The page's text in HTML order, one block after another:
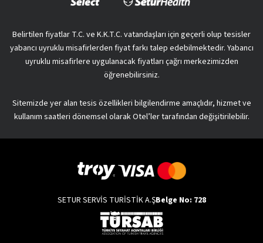
Belirtilen fiyatlar T.C. ve K.K.T.C. vatandaşları için geçerli olup tesisler
yabancı uyruklu misafirlerden fiyat farkı talep edebilmektedir. Yabancı
uyruklu misafirlere uygulanacak fiyatları çağrı merkezimizden
öğrenebilirsiniz.
Sitemizde yer alan tesis özellikleri bilgilendirme amaçlıdır, hizmet ve
kullanım saatleri dönemsel olarak Otel’ler tarafından değişitirilebilir.
SETUR SERVİS TURİSTİK A.ŞBelge No: 728